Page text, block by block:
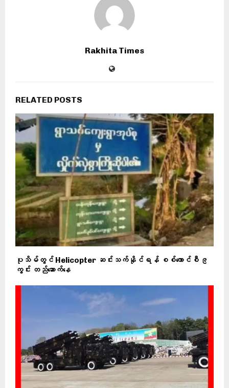
Rakhita Times
RELATED POSTS
ပုသိမ်တွင် Helicopter ဆင်းသက်နိုင်ရန် စစ်ကောင်စီ ၉
ကွင်း တည်ဆောက်နေ